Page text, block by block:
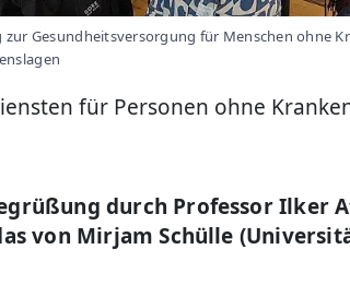
zur Gesundheitsversorgung für Menschen ohne
für Personen ohne
durch Professor Ilker
von Mirjam Schülle